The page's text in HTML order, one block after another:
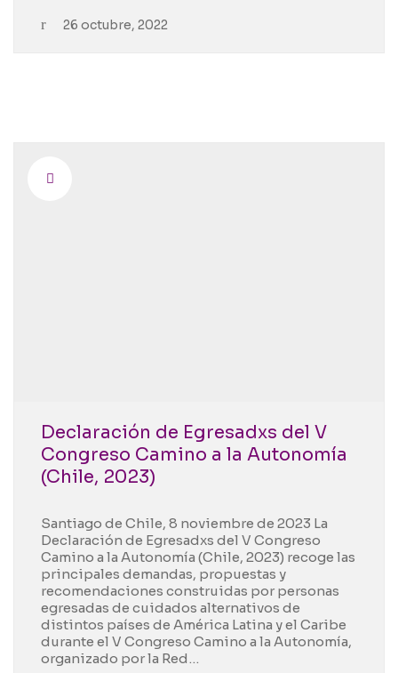
26 octubre, 2022
Declaración de Egresadxs del V
Congreso Camino a la Autonomía
(Chile, 2023)
Santiago de Chile, 8 noviembre de 2023 La
Declaración de Egresadxs del V Congreso
Camino a la Autonomía (Chile, 2023) recoge las
principales demandas, propuestas y
recomendaciones construidas por personas
egresadas de cuidados alternativos de
distintos países de América Latina y el Caribe
durante el V Congreso Camino a la Autonomía,
organizado por la Red…